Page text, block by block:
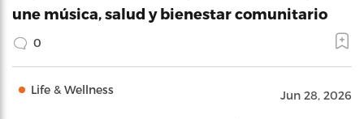
une música, salud y bienestar comunitario
0
Life & Wellness Jun 28, 2026